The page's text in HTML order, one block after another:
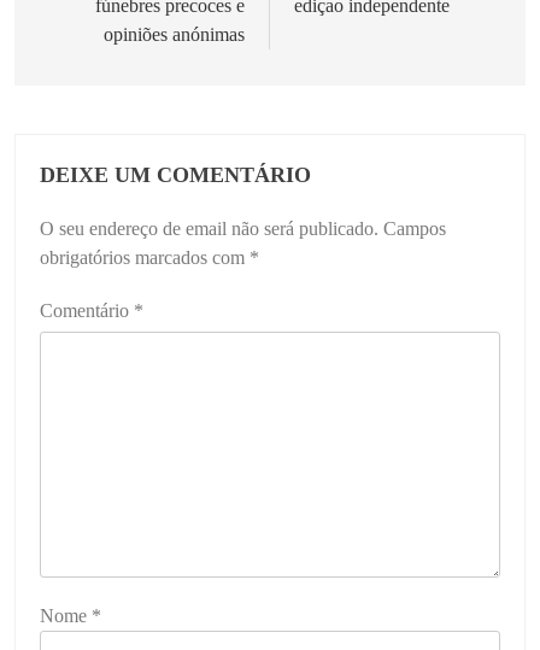
fúnebres precoces e
opiniões anónimas
ediçao independente
DEIXE UM COMENTÁRIO
O seu endereço de email não será publicado. Campos
obrigatórios marcados com *
Comentário *
Nome *